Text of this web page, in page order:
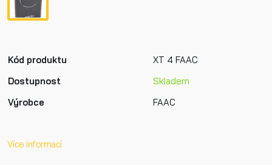
Kód produktu
XT 4 FAAC
Dostupnost
Skladem
Výrobce
FAAC
Více informací